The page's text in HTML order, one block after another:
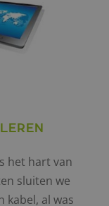
het hart van
sluiten we
kabel, al was